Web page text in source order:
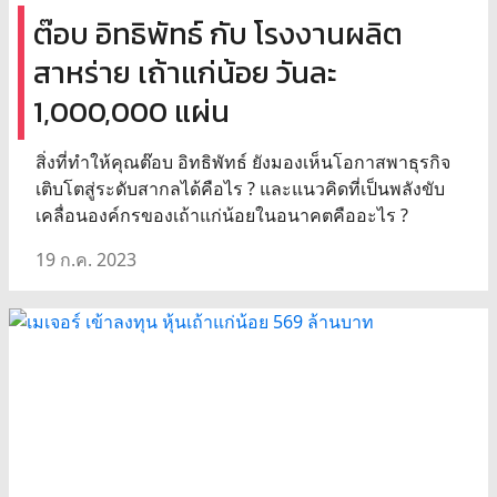
ต๊อบ อิทธิพัทธ์ กับ โรงงานผลิต
สาหร่าย เถ้าแก่น้อย วันละ
1,000,000 แผ่น
สิ่งที่ทำให้คุณต๊อบ อิทธิพัทธ์ ยังมองเห็นโอกาสพาธุรกิจ
เติบโตสู่ระดับสากลได้คือไร ? และแนวคิดที่เป็นพลังขับ
เคลื่อนองค์กรของเถ้าแก่น้อยในอนาคตคืออะไร ?
19 ก.ค. 2023